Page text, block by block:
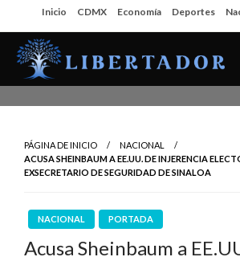
al
contenido
Inicio CDMX Economía Deportes
PÁGINA DE INICIO
NACIONAL
ACUSA SHEINBAUM A EE.UU. DE INJERENCIA
EXSECRETARIO DE SEGURIDAD DE SINALOA
NACIONAL PORTADA
Acusa Sheinbaum a